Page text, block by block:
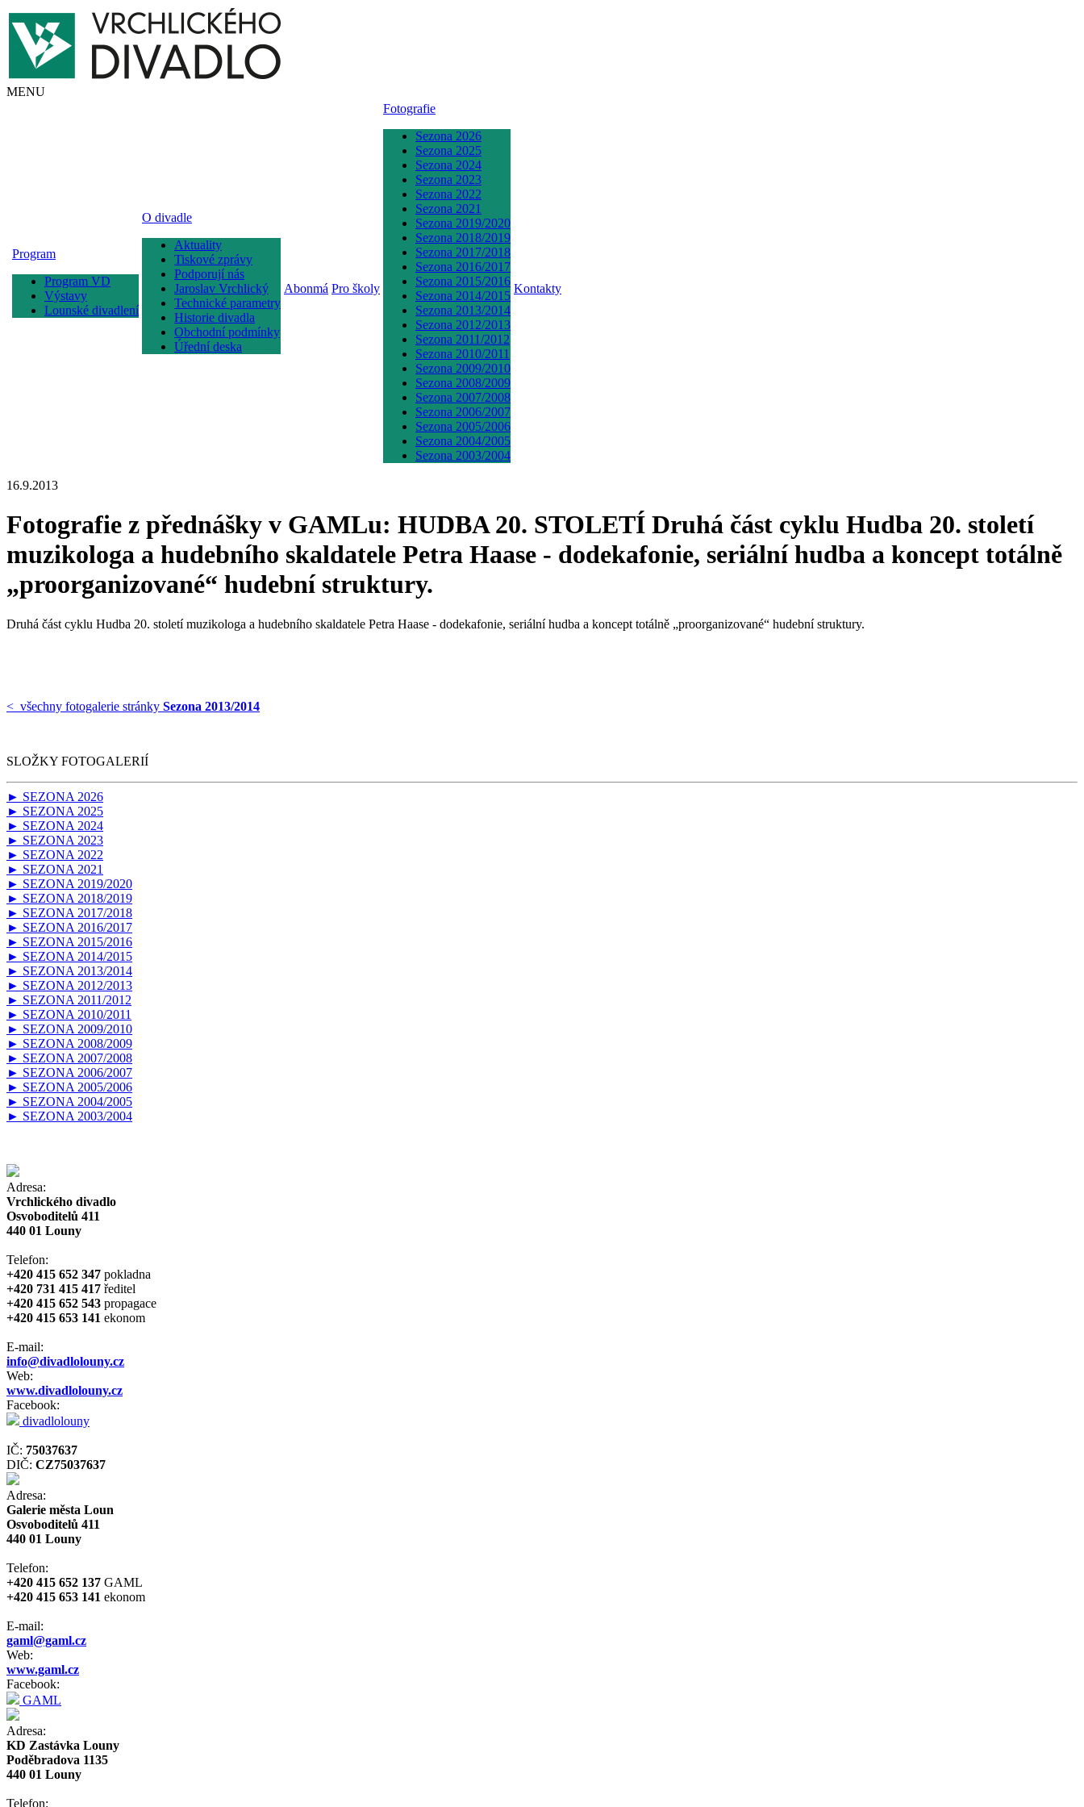
MENU
Program
Program VD
Výstavy
Lounské divadlení
O divadle
Aktuality
Tiskové zprávy
Podporují nás
Jaroslav Vrchlický
Technické parametry
Historie divadla
Obchodní podmínky
Úřední deska
Abonmá Pro školy
Fotografie
Sezona 2026
Sezona 2025
Sezona 2024
Sezona 2023
Sezona 2022
Sezona 2021
Sezona 2019/2020
Sezona 2018/2019
Sezona 2017/2018
Sezona 2016/2017
Sezona 2015/2016
Sezona 2014/2015
Sezona 2013/2014
Sezona 2012/2013
Sezona 2011/2012
Sezona 2010/2011
Sezona 2009/2010
Sezona 2008/2009
Sezona 2007/2008
Sezona 2006/2007
Sezona 2005/2006
Sezona 2004/2005
Sezona 2003/2004
Kontakty
16.9.2013
Fotografie z přednášky v GAMLu: HUDBA 20. STOLETÍ Druhá část cyklu Hudba 20. století
muzikologa a hudebního skaldatele Petra Haase - dodekafonie, seriální hudba a koncept totálně
„proorganizované“ hudební struktury.
Druhá část cyklu Hudba 20. století muzikologa a hudebního skaldatele Petra Haase - dodekafonie, seriální hudba a koncept totálně „proorganizované“ hudební struktury.
< všechny fotogalerie stránky Sezona 2013/2014
SLOŽKY FOTOGALERIÍ
► SEZONA 2026
► SEZONA 2025
► SEZONA 2024
► SEZONA 2023
► SEZONA 2022
► SEZONA 2021
► SEZONA 2019/2020
► SEZONA 2018/2019
► SEZONA 2017/2018
► SEZONA 2016/2017
► SEZONA 2015/2016
► SEZONA 2014/2015
► SEZONA 2013/2014
► SEZONA 2012/2013
► SEZONA 2011/2012
► SEZONA 2010/2011
► SEZONA 2009/2010
► SEZONA 2008/2009
► SEZONA 2007/2008
► SEZONA 2006/2007
► SEZONA 2005/2006
► SEZONA 2004/2005
► SEZONA 2003/2004
Adresa:
Vrchlického divadlo
Osvoboditelů 411
440 01 Louny
Telefon:
+420 415 652 347 pokladna
+420 731 415 417 ředitel
+420 415 652 543 propagace
+420 415 653 141 ekonom
E-mail:
info@divadlolouny.cz
Web:
www.divadlolouny.cz
Facebook:
divadlolouny
IČ: 75037637
DIČ: CZ75037637
Adresa:
Galerie města Loun
Osvoboditelů 411
440 01 Louny
Telefon:
+420 415 652 137 GAML
+420 415 653 141 ekonom
E-mail:
gaml@gaml.cz
Web:
www.gaml.cz
Facebook:
GAML
Adresa:
KD Zastávka Louny
Poděbradova 1135
440 01 Louny
Telefon: